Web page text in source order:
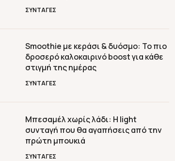
ΣΥΝΤΑΓΕΣ
ΣΥΝΤΑΓΕΣ
Smoothie με κεράσι & δυόσμο: Το πιο
δροσερό καλοκαιρινό boost για κάθε
στιγμή της ημέρας
ΣΥΝΤΑΓΕΣ
Μπεσαμέλ χωρίς λάδι: Η light
συνταγή που θα αγαπήσεις από την
πρώτη μπουκιά